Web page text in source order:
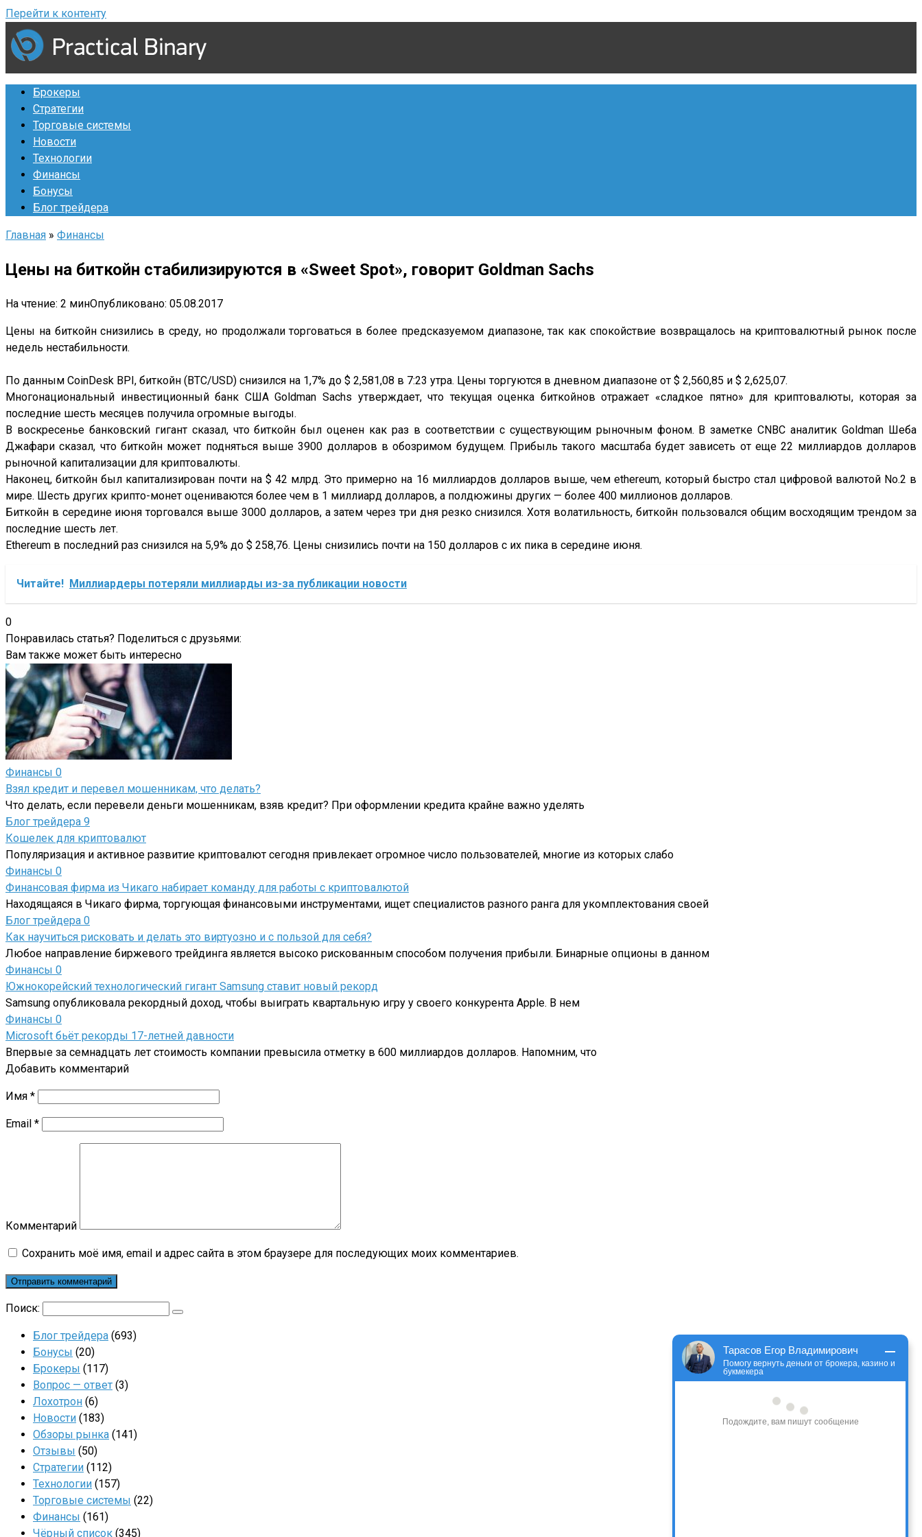
Перейти к контенту
Брокеры
Стратегии
Торговые системы
Новости
Технологии
Финансы
Бонусы
Блог трейдера
Главная » Финансы
Цены на биткойн стабилизируются в «Sweet Spot», говорит Goldman Sachs
На чтение: 2 минОпубликовано: 05.08.2017
Цены на биткойн снизились в среду, но продолжали торговаться в более предсказуемом диапазоне, так как спокойствие возвращалось на криптовалютный рынок после
недель нестабильности.
По данным CoinDesk BPI, биткойн (BTC/USD) снизился на 1,7% до $ 2,581,08 в 7:23 утра. Цены торгуются в дневном диапазоне от $ 2,560,85 и $ 2,625,07.
Многонациональный инвестиционный банк США Goldman Sachs утверждает, что текущая оценка биткойнов отражает «сладкое пятно» для криптовалюты, которая за
последние шесть месяцев получила огромные выгоды.
В воскресенье банковский гигант сказал, что биткойн был оценен как раз в соответствии с существующим рыночным фоном. В заметке CNBC аналитик Goldman Шеба
Джафари сказал, что биткойн может подняться выше 3900 долларов в обозримом будущем. Прибыль такого масштаба будет зависеть от еще 22 миллиардов долларов
рыночной капитализации для криптовалюты.
Наконец, биткойн был капитализирован почти на $ 42 млрд. Это примерно на 16 миллиардов долларов выше, чем ethereum, который быстро стал цифровой валютой No.2 в
мире. Шесть других крипто-монет оцениваются более чем в 1 миллиард долларов, а полдюжины других — более 400 миллионов долларов.
Биткойн в середине июня торговался выше 3000 долларов, а затем через три дня резко снизился. Хотя волатильность, биткойн пользовался общим восходящим трендом за
последние шесть лет.
Ethereum в последний раз снизился на 5,9% до $ 258,76. Цены снизились почти на 150 долларов с их пика в середине июня.
Читайте! Миллиардеры потеряли миллиарды из-за публикации новости
0
Понравилась статья? Поделиться с друзьями:
Вам также может быть интересно
Финансы 0
Взял кредит и перевел мошенникам, что делать?
Что делать, если перевели деньги мошенникам, взяв кредит? При оформлении кредита крайне важно уделять
Блог трейдера 9
Кошелек для криптовалют
Популяризация и активное развитие криптовалют сегодня привлекает огромное число пользователей, многие из которых слабо
Финансы 0
Финансовая фирма из Чикаго набирает команду для работы с криптовалютой
Находящаяся в Чикаго фирма, торгующая финансовыми инструментами, ищет специалистов разного ранга для укомплектования своей
Блог трейдера 0
Как научиться рисковать и делать это виртуозно и с пользой для себя?
Любое направление биржевого трейдинга является высоко рискованным способом получения прибыли. Бинарные опционы в данном
Финансы 0
Южнокорейский технологический гигант Samsung ставит новый рекорд
Samsung опубликовала рекордный доход, чтобы выиграть квартальную игру у своего конкурента Apple. В нем
Финансы 0
Microsoft бьёт рекорды 17-летней давности
Впервые за семнадцать лет стоимость компании превысила отметку в 600 миллиардов долларов. Напомним, что
Добавить комментарий
Имя *
Email *
Комментарий
Сохранить моё имя, email и адрес сайта в этом браузере для последующих моих комментариев.
Поиск:
Блог трейдера (693)
Бонусы (20)
Брокеры (117)
Вопрос — ответ (3)
Лохотрон (6)
Новости (183)
Обзоры рынка (141)
Отзывы (50)
Стратегии (112)
Технологии (157)
Торговые системы (22)
Финансы (161)
Чёрный список (345)
Тарасов Егор Владимирович
Помогу вернуть деньги от брокера, казино и
букмекера
Подождите, вам пишут сообщение